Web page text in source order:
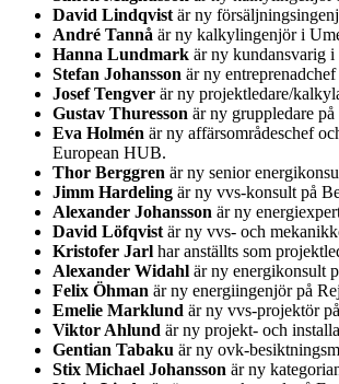
David Lindqvist är ny
André Tannå är ny kalkylingenjör i
Hanna Lundmark är ny kundansvarig
Stefan Johansson är ny
Josef Tengver är ny projektledare/
Gustav Thuresson är ny gruppledare
Eva Holmén är ny affärsområdeschef
European HUB.
Thor Berggren är ny senior
Jimm Hardeling är ny vvs-konsult på
Alexander Johansson är ny
David Löfqvist är ny vvs- och
Kristofer Jarl har anställts som
Alexander Widahl är ny energikonsult
Felix Öhman är ny energiingenjör på
Emelie Marklund är ny vvs-projektör
Viktor Ahlund är ny projekt- och
Gentian Tabaku är ny ovk-
Stix Michael Johansson är ny